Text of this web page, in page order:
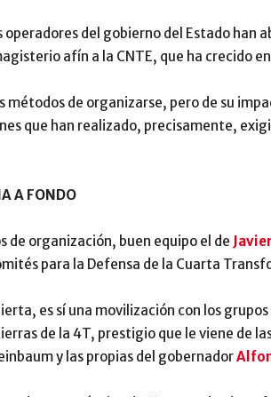
operadores del gobierno del Estado han
afín a la CNTE, que ha crecido
de organizarse, pero de su
que han realizado, precisamente,
A FONDO
de organización, buen equipo el de
para la Defensa de la Cuarta
es sí una movilización con los
de la 4T, prestigio que le viene de
y las propias del gobernador